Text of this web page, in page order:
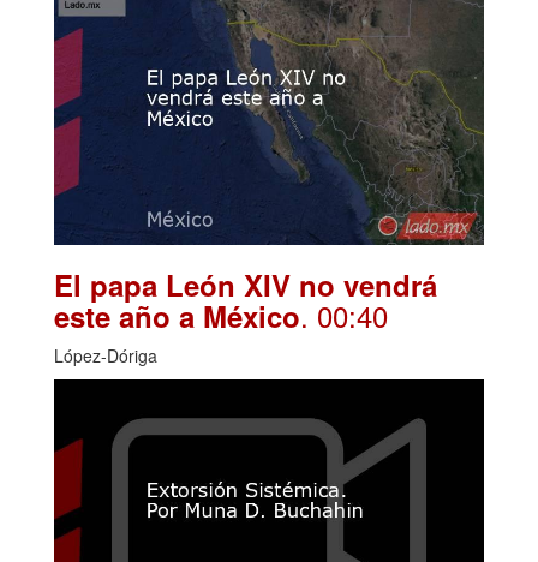
El papa León XIV no vendrá
este año a México. 00:40
López-Dóriga